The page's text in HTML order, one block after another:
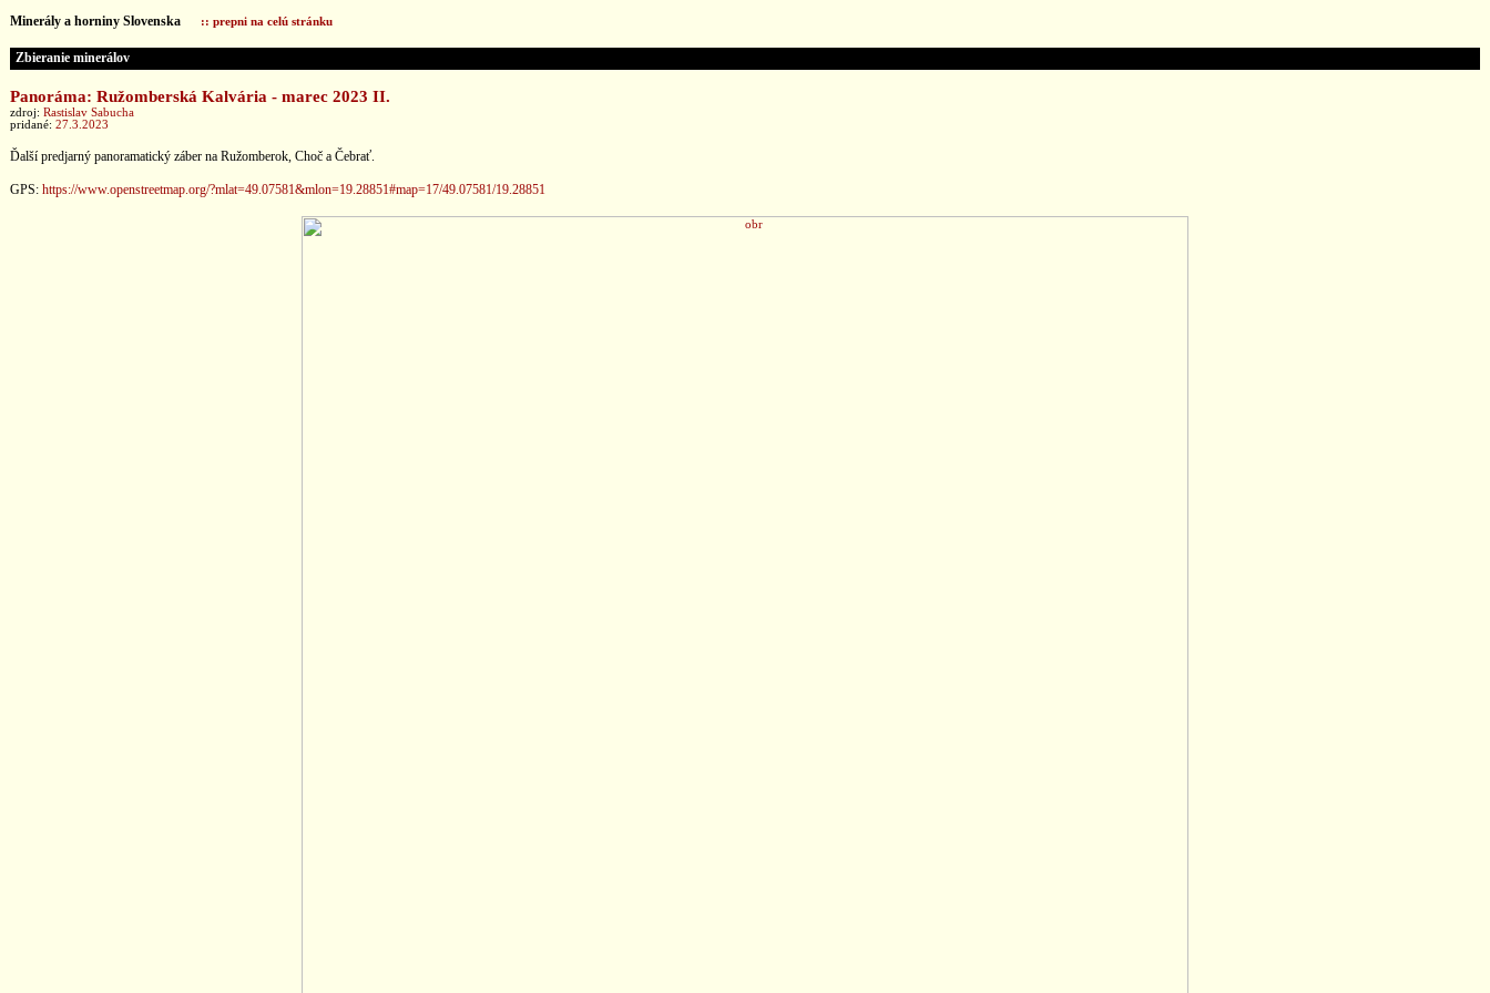
Minerály a horniny Slovenska :: prepni na celú stránku
Zbieranie minerálov
Panoráma: Ružomberská Kalvária - marec 2023 II.
zdroj: Rastislav Sabucha
pridané: 27.3.2023
Ďalší predjarný panoramatický záber na Ružomberok, Choč a Čebrať.
GPS: https://www.openstreetmap.org/?mlat=49.07581&mlon=19.28851#map=17/49.07581/19.28851